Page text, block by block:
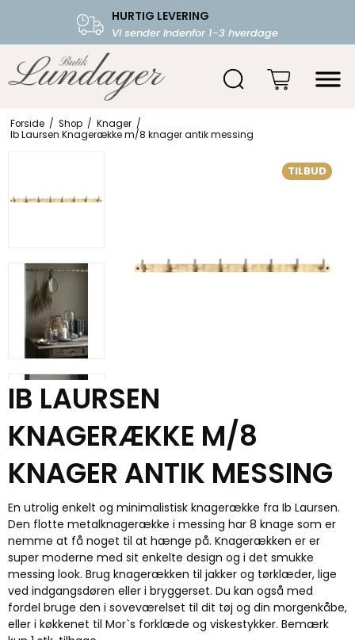
HURTIG LEVERING
Vi sender indenfor 1-3 hverdage
FRI FRAGT OVER 599.-
Starter fra 39,-
Forside / Shop / Knager /
Ib Laursen Knagerække m/8 knager antik messing
TILBUD
IB LAURSEN
KNAGERÆKKE M/8
KNAGER ANTIK MESSING
En utrolig enkelt og minimalistisk knagerække fra Ib Laursen.
Den flotte metalknagerække i messing har 8 knage som er
nemme at få noget til at hænge på. Knagerækken er er
super moderne med sit enkelte design og i det smukke
messing look. Brug knagerækken til jakker og tørklæder, lige
ved indgangsdøren eller i bryggerset. Du kan også med
fordel bruge den i soveværelset til dit tøj og din morgenkåbe,
eller i køkkenet til Mor`s forklæde og viskestykker. Bemærk